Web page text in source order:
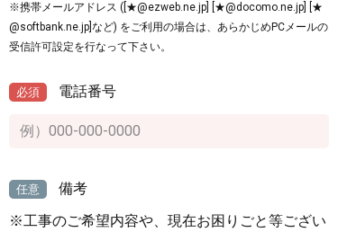
※携帯メールアドレス ([★@ezweb.ne.jp] [★@docomo.ne.jp] [★
@softbank.ne.jp]など) をご利用の場合は、あらかじめPCメールの
受信許可設定を行なって下さい。
必須 電話番号
任意
備考
※工事のご希望内容や、現在お困りごと等ござい